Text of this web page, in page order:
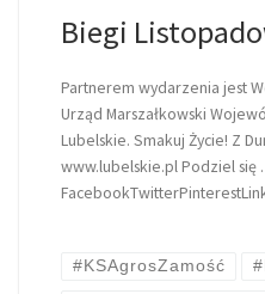
Biegi
Partnerem wydarzenia jest
Urząd Marszałkowski
Lubelskie. Smakuj Życie! Z
www.lubelskie.pl Podziel się
#KSAgrosZamość